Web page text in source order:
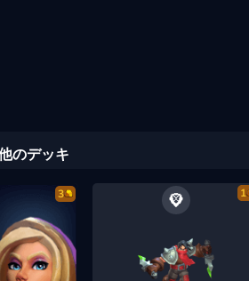
のデッキ
3 1